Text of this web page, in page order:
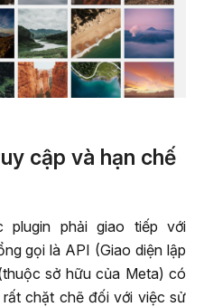
cập và hạn chế
phải giao tiếp với
gọi là API (Giao diện lập
sở hữu của Meta) có
chặt chẽ đối với việc sử